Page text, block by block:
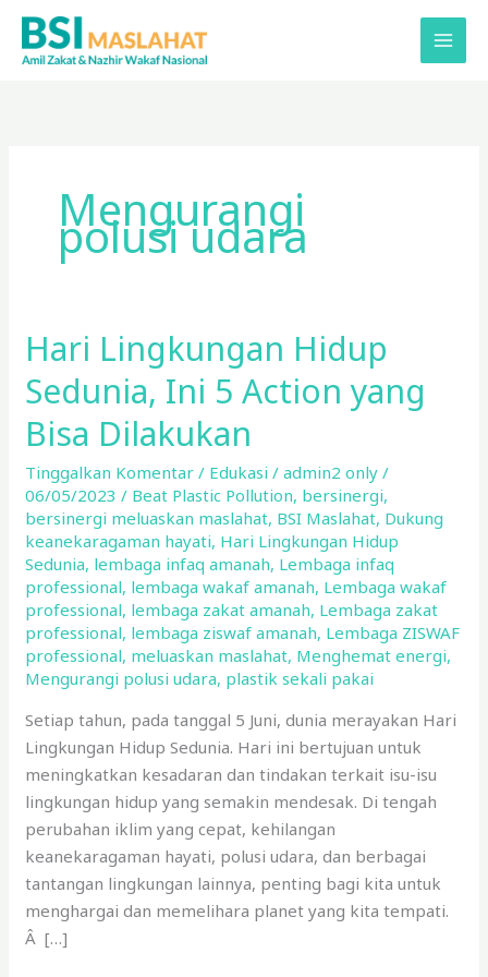
Lewati
konten
Mengurangi
polusi udara
Hari Lingkungan Hidup
Sedunia, Ini 5 Action yang
Bisa Dilakukan
Tinggalkan Komentar / Edukasi /admin2 only/
06/05/2023/ Beat Plastic Pollution, bersinergi,
bersinergi meluaskan maslahat, BSI Maslahat, Dukung
keanekaragaman hayati, Hari Lingkungan Hidup
Sedunia, lembaga infaq amanah, Lembaga infaq
professional, lembaga wakaf amanah, Lembaga wakaf
professional, lembaga zakat amanah, Lembaga zakat
professional, lembaga ziswaf amanah, Lembaga ZISWAF
professional, meluaskan maslahat, Menghemat energi,
Mengurangi polusi udara, plastik sekali pakai
Setiap tahun, pada tanggal 5 Juni, dunia merayakan Hari
Lingkungan Hidup Sedunia. Hari ini bertujuan untuk
meningkatkan kesadaran dan tindakan terkait isu-isu
lingkungan hidup yang semakin mendesak. Di tengah
perubahan iklim yang cepat, kehilangan
keanekaragaman hayati, polusi udara, dan berbagai
tantangan lingkungan lainnya, penting bagi kita untuk
menghargai dan memelihara planet yang kita tempati.
Â […]
Hari
Lingkungan
Hidup
Sedunia,
Ini
5
Action
yang
Bisa
Dilakukan